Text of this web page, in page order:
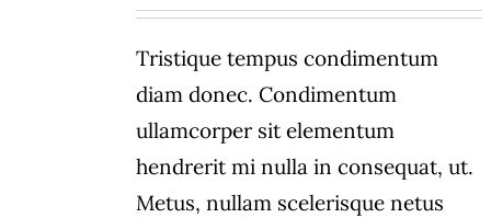
Tristique tempus condimentum
diam donec. Condimentum
ullamcorper sit elementum
hendrerit mi nulla in consequat, ut.
Metus, nullam scelerisque netus